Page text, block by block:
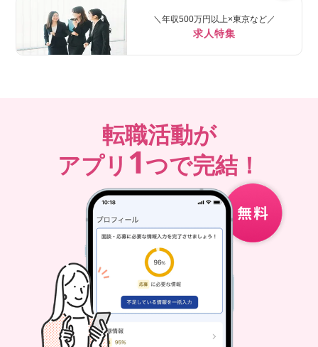
＼年収500万円以上×東京など／
求人特集
転職活動が
アプリ 1つで完結！